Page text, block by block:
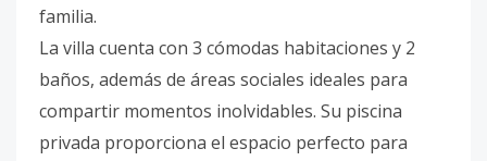
familia.
La villa cuenta con 3 cómodas habitaciones y 2
baños, además de áreas sociales ideales para
compartir momentos inolvidables. Su piscina
privada proporciona el espacio perfecto para